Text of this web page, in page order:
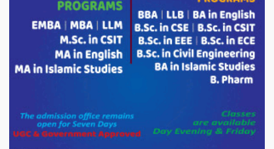
মিরপুর-১১ নম্বরে দুর্বৃত্তদের গুলিতে বিএনপি
নেতা গুরুতর আহত
পাটগ্রামে চিকিৎসা সেবায় বীর মুক্তিযোদ্ধা দবির
পাটগ্রামের দহগ্রাম ইউনিয়নের প্রধান সড়ক
ভেঙ্গে যোগাযোগ বিছিন্ন